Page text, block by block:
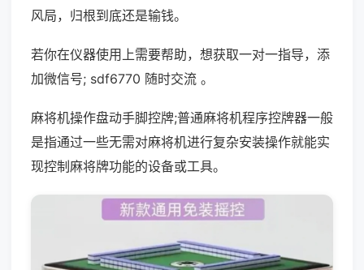
风局，归根到底还是输钱。
若你在仪器使用上需要帮助，想获取一对一指导，添
加微信号; sdf6770 随时交流 。
麻将机操作盘动手脚控牌;普通麻将机程序控牌器一般
是指通过一些无需对麻将机进行复杂安装操作就能实
现控制麻将牌功能的设备或工具。